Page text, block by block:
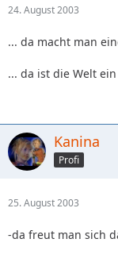
24. August 2003
... da macht man
... da ist die Welt
Kanina
Profi
25. August 2003
-da freut man sich